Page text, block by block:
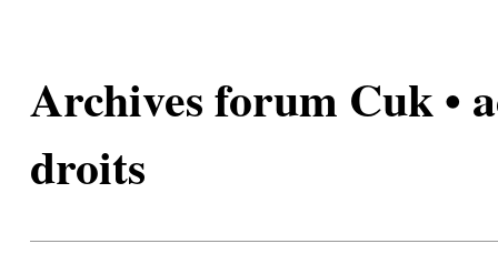
Archives forum Cuk •
droits